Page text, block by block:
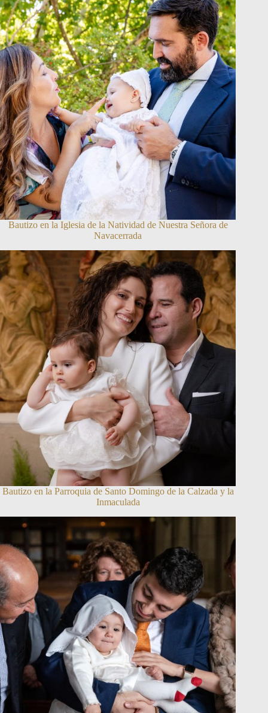
Bautizo en la Iglesia de la Natividad de Nuestra Señora de
Navacerrada
Bautizo en la Parroquia de Santo Domingo de la Calzada y la
Inmaculada